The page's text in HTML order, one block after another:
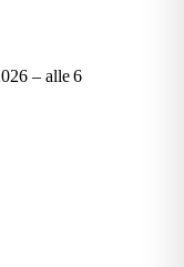
– alle 6